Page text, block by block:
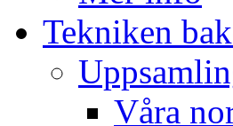
Tekniken
Våra